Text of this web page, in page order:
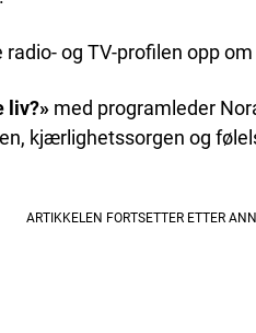
og TV-profilen opp
liv?» med programleder
kjærlighetssorgen og